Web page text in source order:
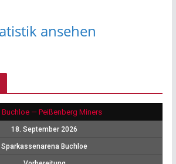
ansehen
Buchloe — Peißenberg Miners
18. September 2026
Sparkassenarena Buchloe